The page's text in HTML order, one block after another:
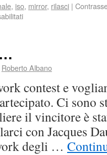
, iso, mirror, rilasci |
Roberto Albano
contest e
Ci sono
il vincitore è
con Jacques
degli …